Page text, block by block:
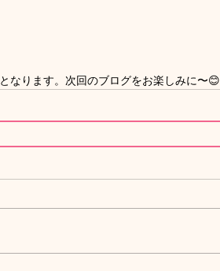
なります。次回のブログをお楽しみに〜😊